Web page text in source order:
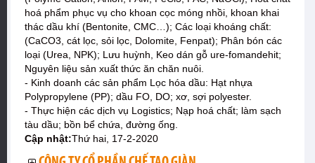
hoá phẩm phục vụ cho khoan cọc móng nhồi, khoan khai
thác dầu khí (Bentonite, CMC…); Các loại khoáng chất:
(CaCO3, cát lọc, sỏi lọc, Dolomite, Fenpat); Phân bón các
loại (Urea, NPK); Lưu huỳnh, Keo dán gỗ ure-fomandehit;
Nguyên liệu sản xuất thức ăn chăn nuôi.
- Kinh doanh các sản phẩm Lọc hóa dầu: Hạt nhựa
Polypropylene (PP); dầu FO, DO; xơ, sợi polyester.
- Thực hiện các dịch vụ Logistics; Nạp hoá chất; làm sạch
tàu dầu; bồn bể chứa, đường ống.
Cập nhật:Thứ hai, 17-2-2020